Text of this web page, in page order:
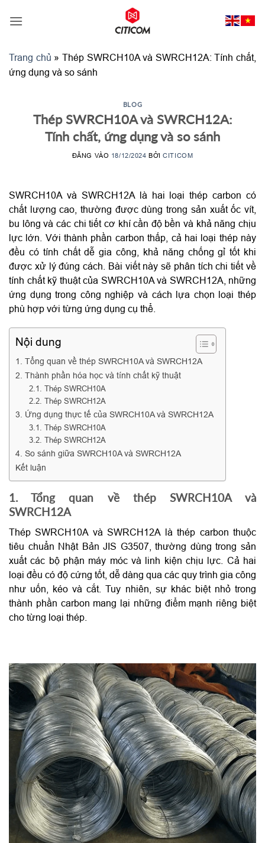
qua
Trang chủ » Thép SWRCH10A và SWRCH12A: Tính chất,
ứng dụng và so sánh
BLOG
Thép SWRCH10A và SWRCH12A:
Tính chất, ứng dụng và so sánh
ĐĂNG VÀO 18/12/2024 BỞICITICOM
SWRCH10A và SWRCH12A là hai loại thép carbon có
chất lượng cao, thường được dùng trong sản xuất ốc vít,
bu lông và các chi tiết cơ khí cần độ bền và khả năng chịu
lực lớn. Với thành phần carbon thấp, cả hai loại thép này
đều có tính chất dễ gia công, khả năng chống gỉ tốt khi
được xử lý đúng cách. Bài viết này sẽ phân tích chi tiết về
tính chất kỹ thuật của SWRCH10A và SWRCH12A, những
ứng dụng trong công nghiệp và cách lựa chọn loại thép
phù hợp với từng ứng dụng cụ thể.
Nội dung
1. Tổng quan về thép SWRCH10A và SWRCH12A
2. Thành phần hóa học và tính chất kỹ thuật
2.1. Thép SWRCH10A
2.2. Thép SWRCH12A
3. Ứng dụng thực tế của SWRCH10A và SWRCH12A
3.1. Thép SWRCH10A
3.2. Thép SWRCH12A
4. So sánh giữa SWRCH10A và SWRCH12A
Kết luận
1. Tổng quan về thép SWRCH10A và
SWRCH12A
Thép SWRCH10A và SWRCH12A là thép carbon thuộc
tiêu chuẩn Nhật Bản JIS G3507, thường dùng trong sản
xuất các bộ phận máy móc và linh kiện chịu lực. Cả hai
loại đều có độ cứng tốt, dễ dàng qua các quy trình gia công
như uốn, kéo và cắt. Tuy nhiên, sự khác biệt nhỏ trong
thành phần carbon mang lại những điểm mạnh riêng biệt
cho từng loại thép.